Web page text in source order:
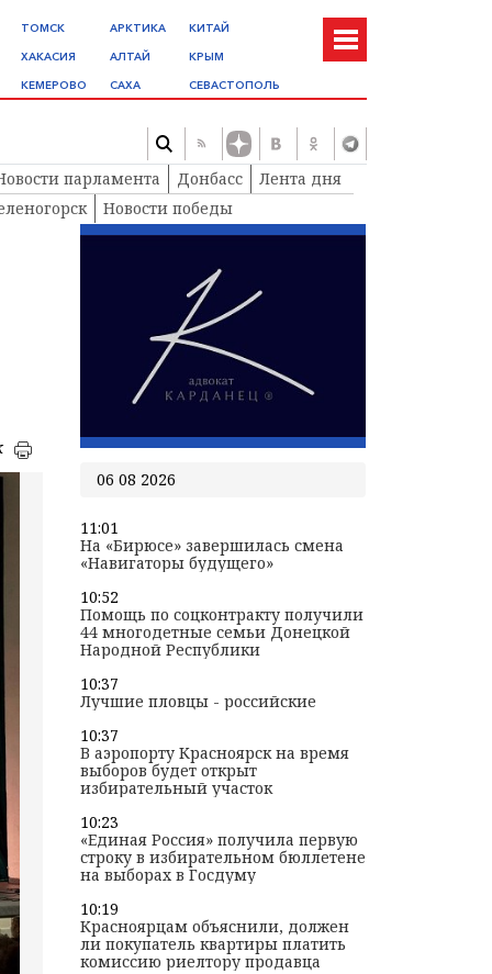
ТОМСК
ХАКАСИЯ
КЕМЕРОВО
АРКТИКА
АЛТАЙ
САХА
КИТАЙ
КРЫМ
СЕВАСТОПОЛЬ
парламента Донбасс
Лента дня
Новости победы
06 08 2026
11:01
На «Бирюсе» завершилась смена
«Навигаторы будущего»
10:52
Помощь по соцконтракту получили
44 многодетные семьи Донецкой
Народной Республики
10:37
Лучшие пловцы - российские
10:37
В аэропорту Красноярск на время
выборов будет открыт
избирательный участок
10:23
«Единая Россия» получила первую
строку в избирательном бюллетене
на выборах в Госдуму
10:19
Красноярцам объяснили, должен
ли покупатель квартиры платить
комиссию риелтору продавца